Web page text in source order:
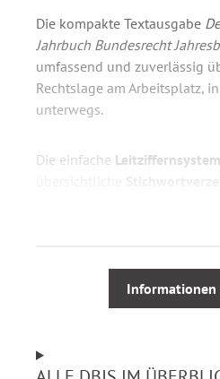
Die kompakte Textausgabe
Jahrbuch Bundesrecht
umfassend und zuverlässig
Rechtslage am Arbeitsplatz,
unterwegs.
Die einfache
I Statusrecht
II Laufbahnrecht,
Informationen